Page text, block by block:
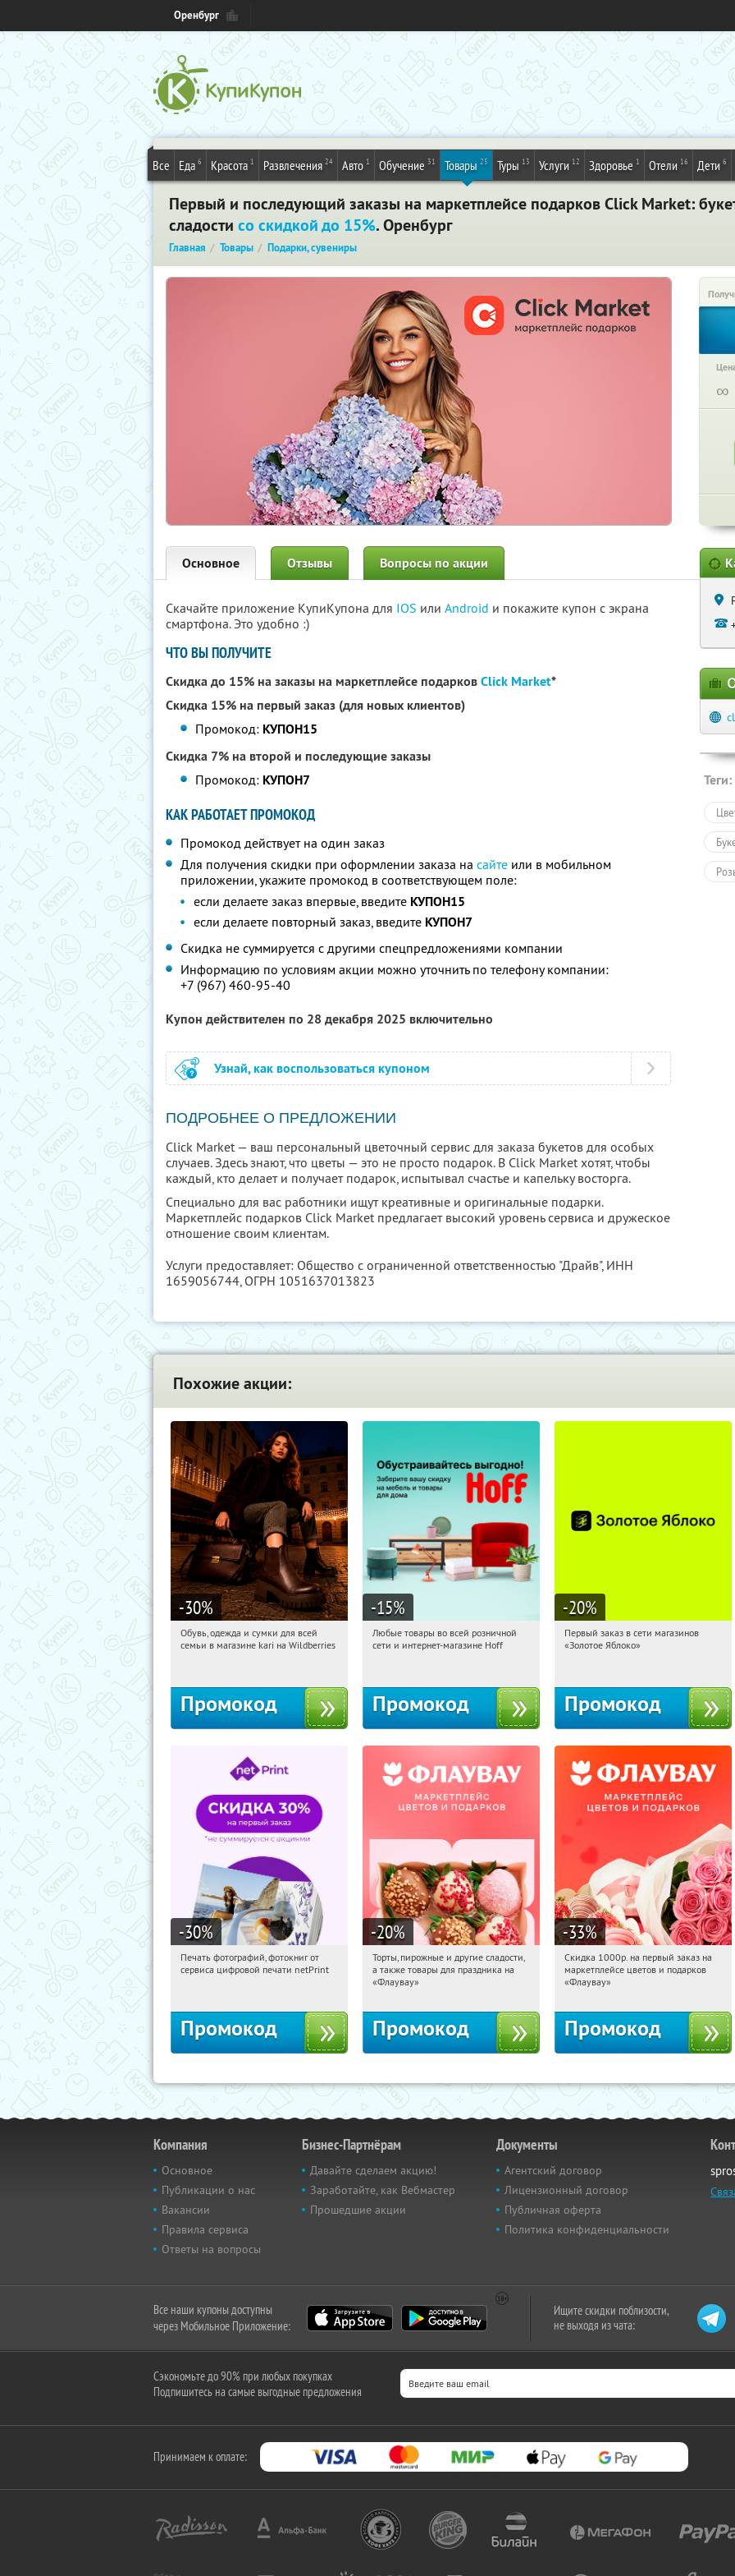
Оренбург
Все Еда 6 Красота 1 Развлечения 24 Авто 1 Обучение 31 Товары 25 Туры 13 Услуги 12 Здоровье 1 Отели 16 Дети 6
Первый и последующий заказы на маркетплейсе подарков Click Market:
сладости со скидкой до 15%. Оренбург
Главная Товары Подарки, сувениры
∞
Основное Отзывы Вопросы по акции
Скачайте приложение КупиКупона для IOS или Android и покажите купон с экрана
смартфона. Это удобно :)
ЧТО ВЫ ПОЛУЧИТЕ
Скидка до 15% на заказы на маркетплейсе подарковClick Market*
Скидка 15% на первый заказ (для новых клиентов)
Промокод: КУПОН15
Скидка 7% на второй и последующие заказы
Промокод: КУПОН7
КАК РАБОТАЕТ ПРОМОКОД
Промокод действует на один заказ
Для получения скидки при оформлении заказа на сайте или в мобильном
приложении, укажите промокод в соответствующем поле:
если делаете заказ впервые, введите КУПОН15
если делаете повторный заказ, введите КУПОН7
Скидка не суммируется с другими спецпредложениями компании
Информацию по условиям акции можно уточнить по телефону компании:
+7 (967) 460-95-40
Купон действителен по 28 декабря 2025 включительно
Узнай, как воспользоваться купоном
ПОДРОБНЕЕ О ПРЕДЛОЖЕНИИ
Click Market — ваш персональный цветочный сервис для заказа букетов для особых
случаев. Здесь знают, что цветы — это не просто подарок. В Click Market хотят, чтобы
каждый, кто делает и получает подарок, испытывал счастье и капельку восторга.
Специально для вас работники ищут креативные и оригинальные подарки.
Маркетплейс подарков Click Market предлагает высокий уровень сервиса и дружеское
отношение своим клиентам.
Услуги предоставляет: Общество с ограниченной ответственностью "Драйв", ИНН
1659056744, ОГРН 1051637013823
Теги:
Похожие акции:
-30%
11:01:44 Получили:
Обувь, одежда и сумки для всей
семьи в магазине kari на Wildberries
Промокод
-15%
11:01:44 Получили:
Любые товары во всей розничной
сети и интернет-магазине Hoff
Промокод
-20%
11:01:44
Получи первым!
Первый заказ в сети магазинов
«Золотое Яблоко»
Промокод
-30%
11:01:44 Получили:
Печать фотографий, фотокниг от
сервиса цифровой печати netPrint
Промокод
-20%
11:01:44 Получили:
Россия
Торты, пирожные и другие сладости,
а также товары для праздника на
«Флаувау»
Промокод
-33%
11:01:44 Получили:
Россия
Скидка 1000р. на первый заказ на
маркетплейсе цветов и подарков
«Флаувау»
Промокод
Компания
Основное
Публикации о нас
Вакансии
Правила сервиса
Ответы на вопросы
Бизнес-Партнёрам
Давайте сделаем акцию!
Заработайте, как Вебмастер
Прошедшие акции
Документы
Агентский договор
Лицензионный договор
Публичная оферта
Политика конфиденциальности
Все наши купоны доступны
через Мобильное Приложение:
Ищите скидки поблизости,
не выходя из чата:
Сэкономьте до 90% при любых покупках
Подпишитесь на самые выгодные предложения
Принимаем к оплате: